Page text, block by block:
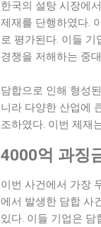
한국의 설탕 시장에
제재를 단행하였다.
로 평가된다. 이들
경쟁을 저해하는 중
담합으로 인해 형성
니라 다양한 산업에
조하였다. 이번 제재
4000억 과징
이번 사건에서 가장
에서 발생한 담합 사
있다. 이들 기업은